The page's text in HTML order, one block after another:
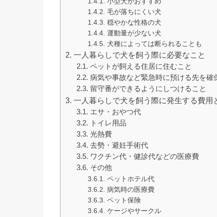
毛が落ちにくい犬
穏やかな性格の犬
運動量が少ない犬
犬種によっては断られることも
一人暮らしで犬を飼う際に必要なこと
ペットが飼える住居に住むこと
病気や事故など緊急時に預ける先を確
留守番ができるようにしつけること
一人暮らしで犬を飼う際に発生する費用
エサ・おやつ代
トイレ用品
光熱費
去勢・避妊手術代
ワクチン代・健診代などの医療費
その他
ペットホテル代
病気時の医療費
ペット保険
ケージやサークル